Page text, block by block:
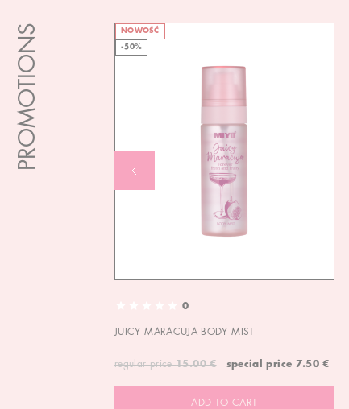
PROMOTIONS NOWOŚĆ
-50%
0
JUICY MARACUJA BODY MIST
special price 7.50 €
regular price 15.00 €
ADD TO CART